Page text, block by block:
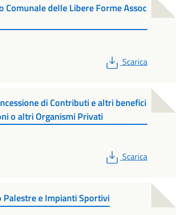
Comunale delle Libere Forme Assoc
PDF
Scarica
di Contributi e altri benefici
o altri Organismi Privati
PDF
Scarica
e Impianti Sportivi